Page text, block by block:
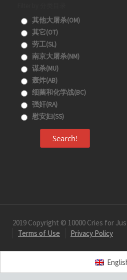
其他大屠杀(OM)
其它(OT)
劳工(SL)
南京大屠杀(NM)
谋杀(MU)
轰炸(AB)
细菌和化学战(BC)
强奸(RA)
慰安妇(SS)
Search!
2019 Copyright © 10000 Cries for
Terms of Use
Privacy Policy